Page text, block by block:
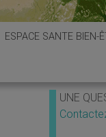
ESPACE SANTE BIEN-
UNE